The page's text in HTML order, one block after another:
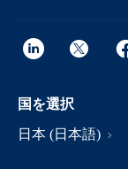
国を選択
日本 (日本語)